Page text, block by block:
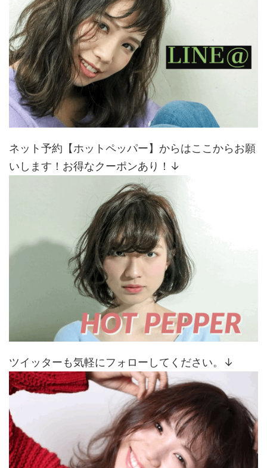
ネット予約【ホットペッパー】からはここからお願
いします！お得なクーポンあり！↓
ツイッターも気軽にフォローしてください。↓